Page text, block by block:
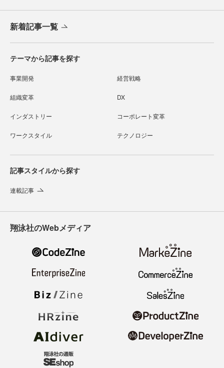
新着記事一覧
テーマから記事を探す
事業開発 経営戦略
組織変革 DX
インダストリー コーポレート変革
ワークスタイル テクノロジー
記事スタイルから探す
連載記事
翔泳社のWebメディア